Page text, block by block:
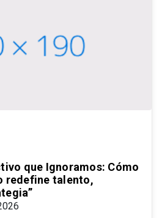
que Ignoramos: Cómo
redefine talento,